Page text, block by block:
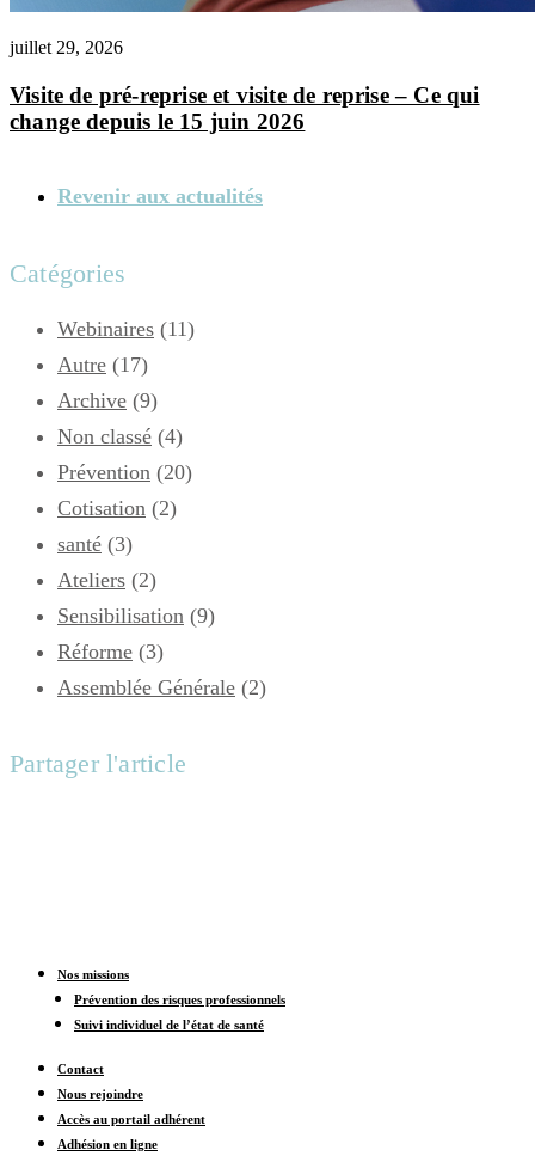
juillet 29, 2026
Visite de pré-reprise et visite de reprise – Ce qui
change depuis le 15 juin 2026
Revenir aux actualités
Catégories
Webinaires (11)
Autre (17)
Archive (9)
Non classé (4)
Prévention (20)
Cotisation (2)
santé (3)
Ateliers (2)
Sensibilisation (9)
Réforme (3)
Assemblée Générale (2)
Partager l'article
Nos missions
Prévention des risques professionnels
Suivi individuel de l’état de santé
Contact
Nous rejoindre
Accès au portail adhérent
Adhésion en ligne